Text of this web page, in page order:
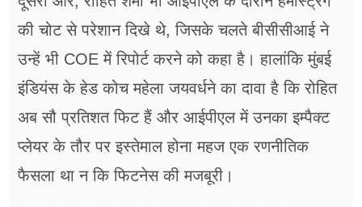
की चोट से परेशान दिखे थे, जिसके चलते बीसीसीआई ने
उन्हें भी COE में रिपोर्ट करने को कहा है। हालांकि मुंबई
इंडियंस के हेड कोच महेला जयवर्धने का दावा है कि रोहित
अब सौ प्रतिशत फिट हैं और आईपीएल में उनका इम्पैक्ट
प्लेयर के तौर पर इस्तेमाल होना महज एक रणनीतिक
फैसला था न कि फिटनेस की मजबूरी।